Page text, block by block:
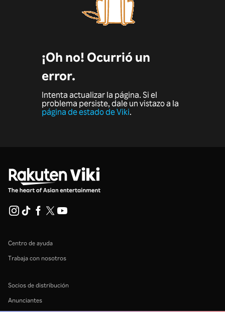
¡Oh no! Ocurrió un
error.
Intenta actualizar la página. Si el
problema persiste, dale un vistazo a la
página de estado de Viki.
Centro de ayuda
Trabaja con nosotros
Socios de distribución
Anunciantes